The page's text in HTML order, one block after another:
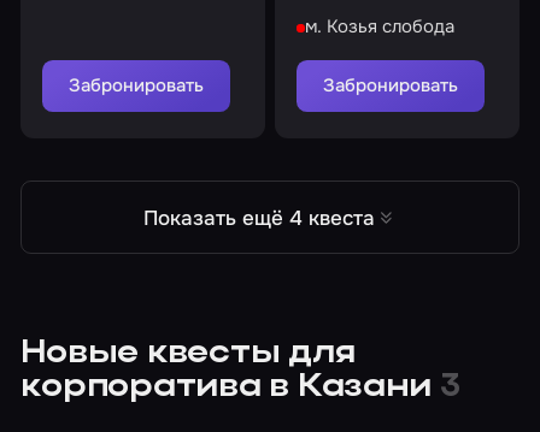
Забронировать
м. Козья слобода
Забронировать
Показать ещё 4 квеста
Новые квесты для
корпоратива в Казани 3